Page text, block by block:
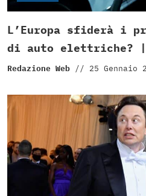
L’Europa sfiderà i
di auto elettriche? |
Redazione Web // 25 Gennaio